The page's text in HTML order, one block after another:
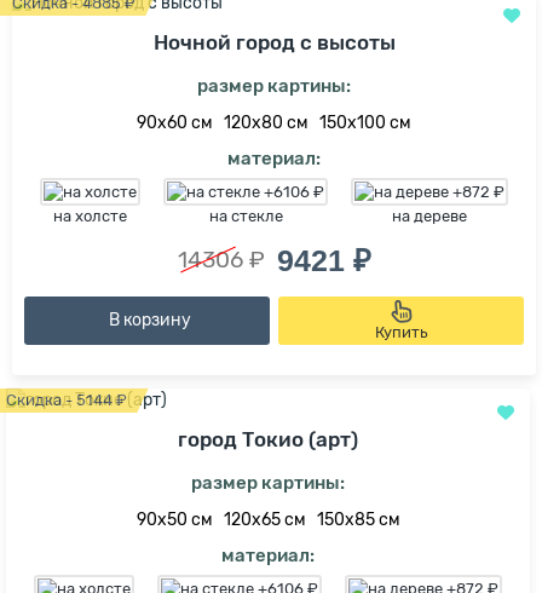
Ночной город с высоты
размер картины:
90х60 см 120х80 см 150х100 см
материал:
на холсте на стекле на дереве
14306 ₽ 9421 ₽
В корзину
Купить
Скидка - 5144 ₽
город Токио (арт)
размер картины:
90х50 см 120х65 см 150х85 см
материал: